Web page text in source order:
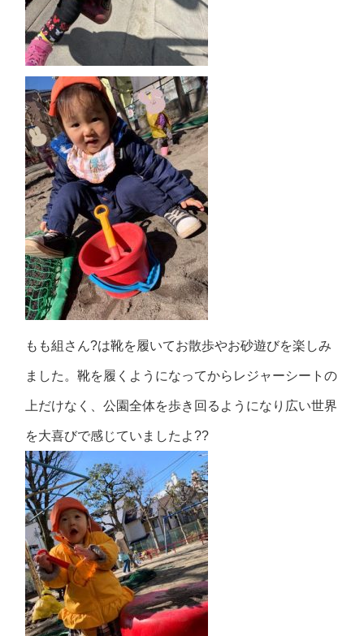
もも組さん?は靴を履いてお散歩やお砂遊びを楽しみ
ました。靴を履くようになってからレジャーシートの
上だけなく、公園全体を歩き回るようになり広い世界
を大喜びで感じていましたよ??